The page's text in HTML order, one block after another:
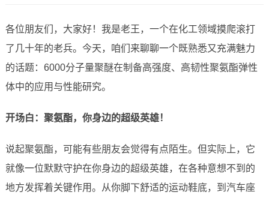
各位朋友们，大家好！我是老王，一个在化工领域摸爬滚打
了几十年的老兵。今天，咱们来聊聊一个既熟悉又充满魅力
的话题：6000分子量聚醚在制备高强度、高韧性聚氨酯弹性
体中的应用与性能研究。
开场白：聚氨酯，你身边的超级英雄！
说起聚氨酯，可能有些朋友会觉得有点陌生。但实际上，它
就像一位默默守护在你身边的超级英雄，在各种意想不到的
地方发挥着关键作用。从你脚下舒适的运动鞋底，到汽车座